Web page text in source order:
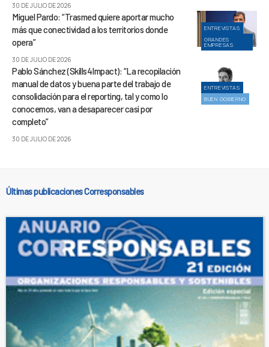
30 DE JULIO DE 2026
ENTREVISTAS
GRANDES
EMPRESAS
Miguel Pardo: “Trasmed quiere aportar mucho
más que conectividad a los territorios donde
opera”
30 DE JULIO DE 2026
ENTREVISTAS
BUEN GOBIERNO
Pablo Sánchez (Skills4Impact): “La recopilación
manual de datos y buena parte del trabajo de
consolidación para el reporting, tal y como lo
conocemos, van a desaparecer casi por
completo”
30 DE JULIO DE 2026
Últimas publicaciones Corresponsables